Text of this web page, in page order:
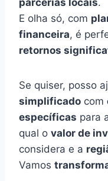
E olha só, com
financeira, é
retornos
Se quiser, posso
simplificado com
específicas para
qual o valor de
considera e a
Vamos